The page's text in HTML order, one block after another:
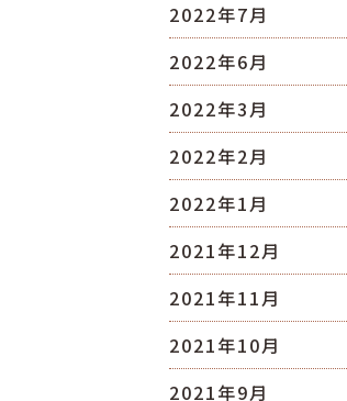
2022年7月
2022年6月
2022年3月
2022年2月
2022年1月
2021年12月
2021年11月
2021年10月
2021年9月